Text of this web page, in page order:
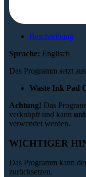
Beschreibung
Sprache: Englisch
Das Programm setzt
Waste Ink Pad
Achtung! Das
verknüpft und kann
verwendet werden.
WICHTIGER
Das Programm kann
zurücksetzen.